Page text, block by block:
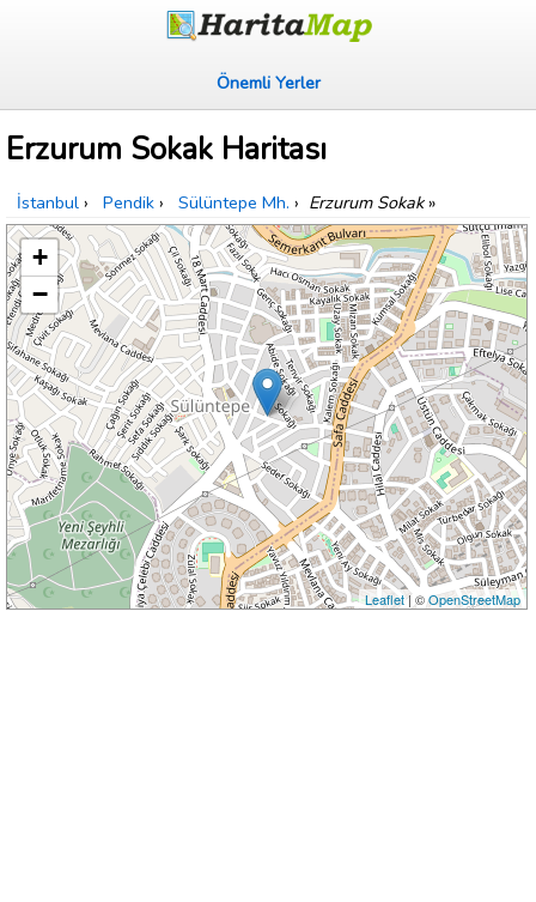
Önemli Yerler
Erzurum Sokak Haritası
İstanbul › Pendik › Sülüntepe Mh. › Erzurum Sokak»
+
−
Leaflet| ©OpenStreetMap